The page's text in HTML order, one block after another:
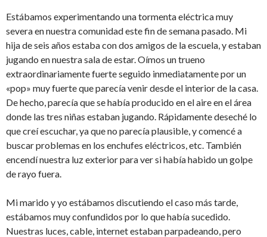
Estábamos experimentando una tormenta eléctrica muy
severa en nuestra comunidad este fin de semana pasado. Mi
hija de seis años estaba con dos amigos de la escuela, y estaban
jugando en nuestra sala de estar. Oímos un trueno
extraordinariamente fuerte seguido inmediatamente por un
«pop» muy fuerte que parecía venir desde el interior de la casa.
De hecho, parecía que se había producido en el aire en el área
donde las tres niñas estaban jugando. Rápidamente deseché lo
que creí escuchar, ya que no parecía plausible, y comencé a
buscar problemas en los enchufes eléctricos, etc. También
encendí nuestra luz exterior para ver si había habido un golpe
de rayo fuera.
Mi marido y yo estábamos discutiendo el caso más tarde,
estábamos muy confundidos por lo que había sucedido.
Nuestras luces, cable, internet estaban parpadeando, pero